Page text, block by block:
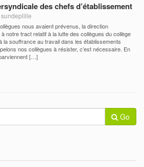
des chefs d’établissement
nous avaient prévenus, la direction
notre tract relatif à la lutte des collègues du collège
la souffrance au travail dans les établissements
nos collègues à résister, c’est nécessaire. En
[…]
Go